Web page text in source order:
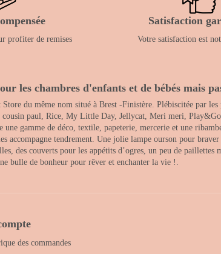
profiter de remises
Satisfaction
Votre satisfaction est
les chambres d'enfants et de bébés mais
du même nom situé à Brest -Finistère. Plébiscitée par
cousin paul, Rice, My Little Day, Jellycat, Meri meri,
gamme de déco, textile, papeterie, mercerie et une
accompagne tendrement. Une jolie lampe ourson pour
des couverts pour les appétits d’ogres, un peu de
bulle de bonheur pour rêver et enchanter la vie !.
des commandes